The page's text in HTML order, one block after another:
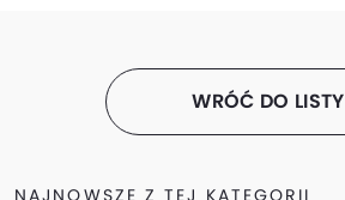
WRÓĆ DO LISTY
NAJNOWSZE Z TEJ KATEGORII